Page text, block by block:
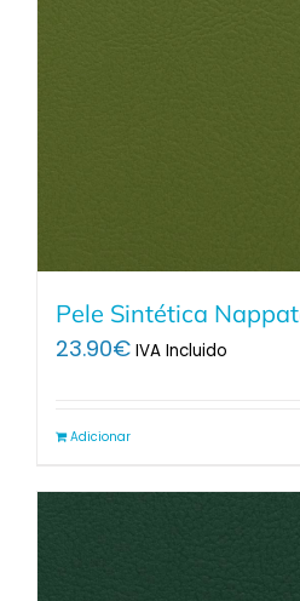
Pele Sintética
23.90€ IVA Incluido
Adicionar